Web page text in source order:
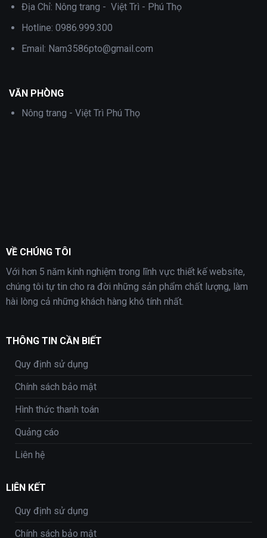
Địa Chỉ: Nông trang - Việt Trì - Phú Thọ
Hotline: 0986.999.300
Email: Nam3586pto@gmail.com
VĂN PHÒNG
Nông trang - Việt Trì Phú Thọ
VỀ CHÚNG TÔI
Với hơn 5 năm kinh nghiệm trong lĩnh vực thiết kế website,
chúng tôi tự tin cho ra đời những sản phẩm chất lượng, làm
hài lòng cả những khách hàng khó tính nhất.
THÔNG TIN CẦN BIẾT
Quy định sử dụng
Chính sách bảo mật
Hình thức thanh toán
Quảng cáo
Liên hệ
LIÊN KẾT
Quy định sử dụng
Chính sách bảo mật